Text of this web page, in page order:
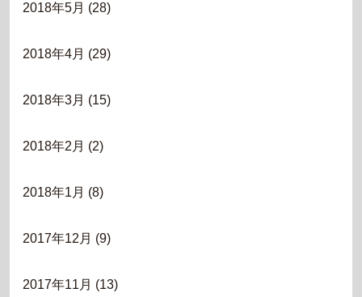
2018年5月 (28)
2018年4月 (29)
2018年3月 (15)
2018年2月 (2)
2018年1月 (8)
2017年12月 (9)
2017年11月 (13)